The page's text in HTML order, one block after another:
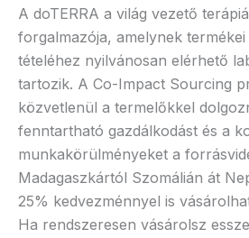
A doTERRA a világ vezető
forgalmazója, amelynek termékei
tételéhez nyilvánosan elérhető
tartozik. A Co-Impact Sourcing
közvetlenül a termelőkkel
fenntartható gazdálkodást és a
munkakörülményeket a
Madagaszkártól Szomálián át
25% kedvezménnyel is
Ha rendszeresen vásárolsz